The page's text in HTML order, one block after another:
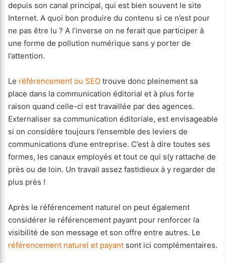
depuis son canal principal, qui est bien souvent le site
Internet. A quoi bon produire du contenu si ce n’est pour
ne pas être lu ? A l’inverse on ne ferait que participer à
une forme de pollution numérique sans y porter de
l’attention.
Le référencement ou SEO trouve donc pleinement sa
place dans la communication éditorial et à plus forte
raison quand celle-ci est travaillée par des agences.
Externaliser sa communication éditoriale, est envisageable
si on considère toujours l’ensemble des leviers de
communications d’une entreprise. C’est à dire toutes ses
formes, les canaux employés et tout ce qui s(y rattache de
près ou de loin. Un travail assez fastidieux à y regarder de
plus près !
Après le référencement naturel on peut également
considérer le référencement payant pour renforcer la
visibilité de son message et son offre entre autres. Le
référencement naturel et payant sont ici complémentaires.